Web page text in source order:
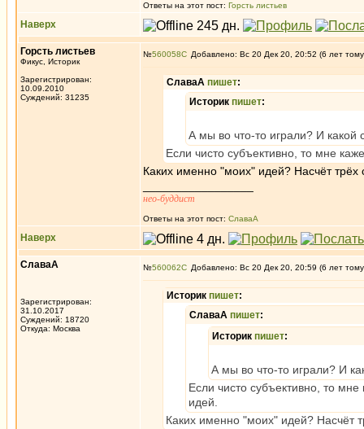
Ответы на этот пост: Горсть листьев
Наверх
Горсть листьев
Фикус, Историк
Зарегистрирован:
10.09.2010
Суждений: 31235
№560058 Добавлено: Вс 20 Дек 20, 20:52 (6 лет
СлаваА пишет:
Историк пишет:
А мы во что-то играли? И какой
Если чисто субъективно, то мне
Каких именно "моих" идей? Насчёт
нео-буддист
Ответы на этот пост: СлаваА
Наверх
СлаваА
Зарегистрирован:
31.10.2017
Суждений: 18720
Откуда: Москва
№560062 Добавлено: Вс 20 Дек 20, 20:59 (6 лет
Историк пишет:
СлаваА пишет:
Историк пишет:
А мы во что-то играли? И
Если чисто субъективно, то
идей.
Каких именно "моих" идей? Насчёт